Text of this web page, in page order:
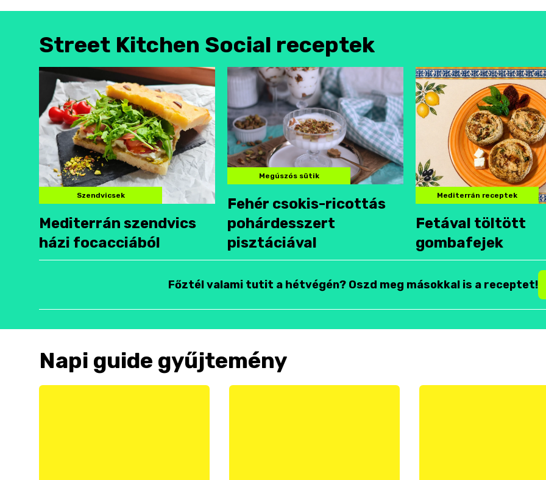
Street Kitchen Social receptek
Szendvicsek
Mediterrán szendvics
házi focacciából
Megúszós sütik
Fehér csokis-ricottás
pohárdesszert
pisztáciával
Mediterrán receptek
Fetával töltött
gombafejek
Főztél valami tutit a hétvégén? Oszd meg másokkal is a receptet!
Napi guide gyűjtemény